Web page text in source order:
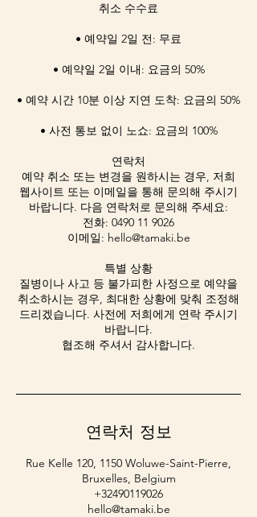
취소 수수료
• 예약일 2일 전: 무료
• 예약일 2일 이내: 요금의 50%
• 예약 시간 10분 이상 지연 도착: 요금의 50%
• 사전 통보 없이 노쇼: 요금의 100%
연락처
예약 취소 또는 변경을 원하시는 경우, 저희
웹사이트 또는 이메일을 통해 문의해 주시기
바랍니다. 다음 연락처로 문의해 주세요:
전화: 0490 11 9026
이메일: hello@tamaki.be
특별 상황
질병이나 사고 등 불가피한 사정으로 예약을
취소하시는 경우, 최대한 상황에 맞춰 조정해
드리겠습니다. 사전에 저희에게 연락 주시기
바랍니다.
협조해 주셔서 감사합니다.
연락처 정보
Rue Kelle 120, 1150 Woluwe-Saint-Pierre,
Bruxelles, Belgium
+32490119026
hello@tamaki.be